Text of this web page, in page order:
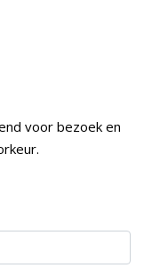
voor bezoek en